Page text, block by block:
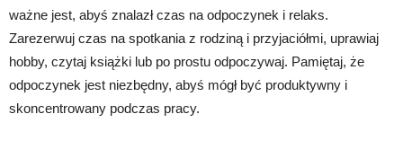
ważne jest, abyś znalazł czas na odpoczynek i relaks.
Zarezerwuj czas na spotkania z rodziną i przyjaciółmi, uprawiaj
hobby, czytaj książki lub po prostu odpoczywaj. Pamiętaj, że
odpoczynek jest niezbędny, abyś mógł być produktywny i
skoncentrowany podczas pracy.